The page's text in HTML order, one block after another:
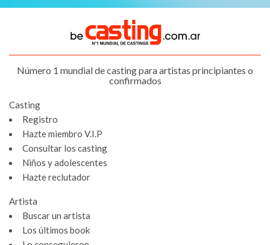
Número 1 mundial de casting para artistas principiantes o
confirmados
Casting
Registro
Hazte miembro V.I.P
Consultar los casting
Niños y adolescentes
Hazte reclutador
Artista
Buscar un artista
Los últimos book